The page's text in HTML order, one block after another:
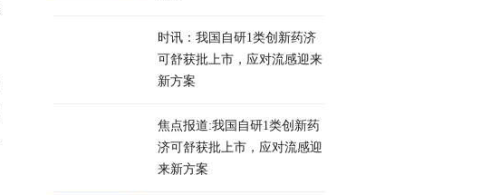
时讯：我国自研1类创新药济
可舒获批上市，应对流感迎来
新方案
焦点报道:我国自研1类创新药
济可舒获批上市，应对流感迎
来新方案